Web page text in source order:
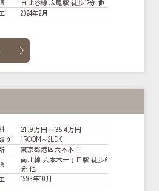
日比谷線 広尾駅 徒歩12分 他
2024年2月
21.9万円～35.4万円
り
1ROOM～2LDK
東京都港区六本木１
南北線 六本木一丁目駅 徒歩6
分 他
1993年10月